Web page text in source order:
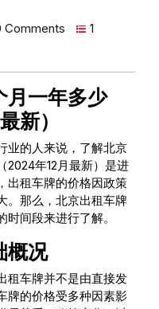
Comments
1
月一年多少
新）
业的人来说，了解北京
2024年12月最新）是进
出租车牌的价格因政策
。那么，北京出租车牌
间段来进行了解。
概况
租车牌并不是由直接发
牌的价格受多种因素影